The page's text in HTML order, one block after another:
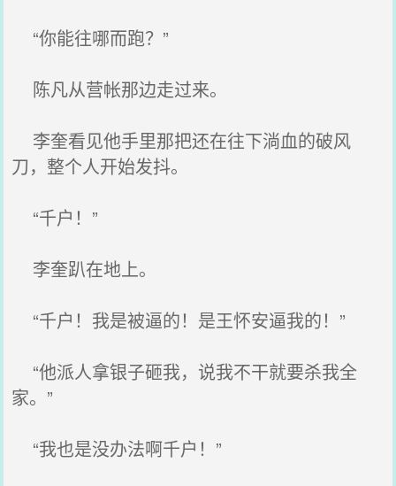
“你能往哪而跑？”
陈凡从营帐那边走过来。
李奎看见他手里那把还在往下淌血的破风
刀，整个人开始发抖。
“千户！”
李奎趴在地上。
“千户！我是被逼的！是王怀安逼我的！”
“他派人拿银子砸我，说我不干就要杀我全
家。”
“我也是没办法啊千户！”